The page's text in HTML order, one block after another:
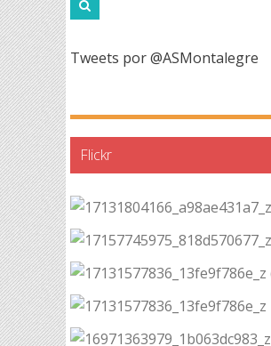
Tweets por @ASMontalegre
Flickr